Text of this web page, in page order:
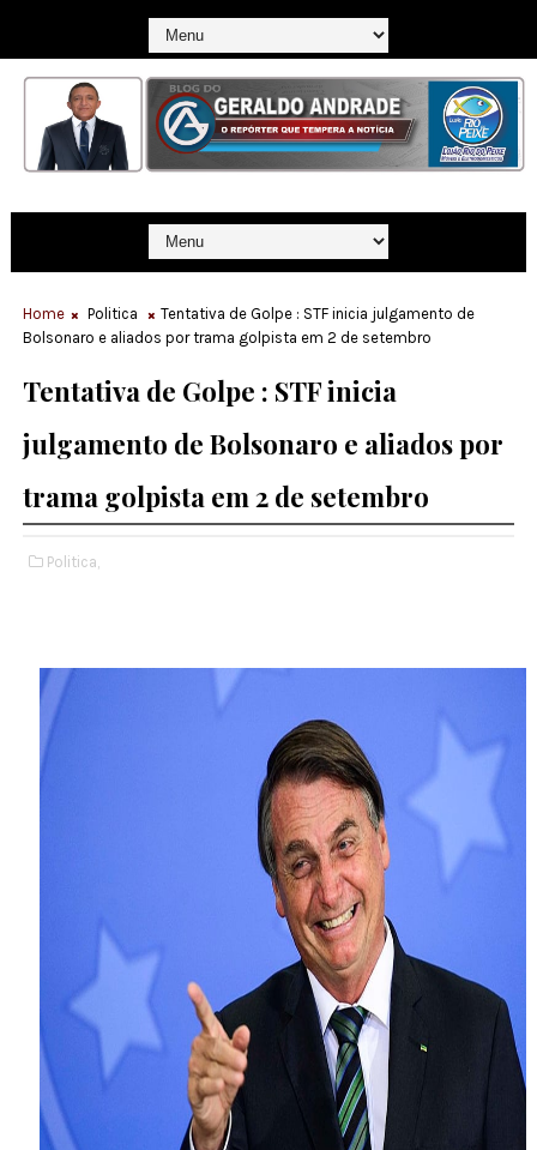
Home Politica
Tentativa de Golpe : STF inicia julgamento de
Bolsonaro e aliados por trama golpista em 2 de setembro
Tentativa de Golpe : STF inicia
julgamento de Bolsonaro e aliados por
trama golpista em 2 de setembro
Politica,